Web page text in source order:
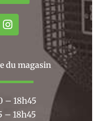
I
n
a
r
m
du magasin
– 18h45
– 18h45